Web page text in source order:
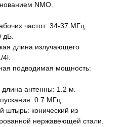
NMO.
частот: 34-37 МГц.
дБ.
длина излучающего
4l.
подводимая мощность:
длина антенны: 1.2 м.
0.7 МГц.
штырь: конический из
нержавеющей стали.